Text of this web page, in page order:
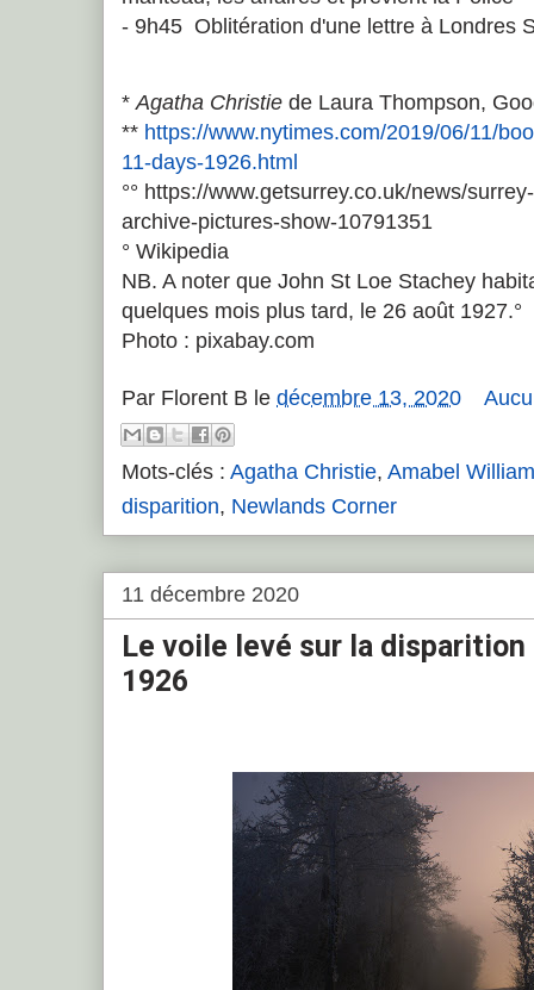
- 9h45 Oblitération d'une lettre à Londres
* Agatha Christie de Laura Thompson,
** https://www.nytimes.com/2019/06/11/
11-days-1926.html
°° https://www.getsurrey.co.uk/news/
archive-pictures-show-10791351
° Wikipedia
NB. A noter que John St Loe Stachey
quelques mois plus tard, le 26 août 1927.°
Photo : pixabay.com
Par Florent B le décembre 13, 2020
Mots-clés : Agatha Christie, Amabel
disparition, Newlands Corner
11 décembre 2020
Le voile levé sur la
1926